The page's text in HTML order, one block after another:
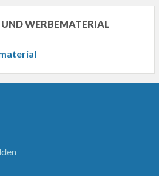
WERBEMATERIAL